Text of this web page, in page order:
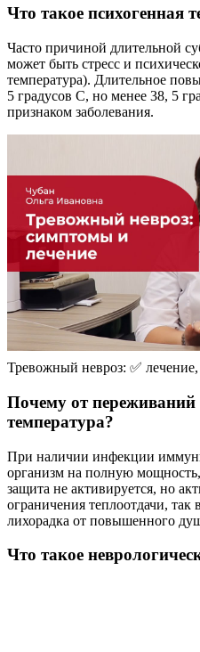
Что такое психогенная
Часто причиной длительной
может быть стресс и
температура). Длительное
5 градусов С, но менее 38, 5
признаком заболевания.
Тревожный невроз: ✅
Почему от переживаний
температура?
При наличии инфекции
организм на полную
защита не активируется, но
ограничения теплоотдачи, так
лихорадка от повышенного
Что такое